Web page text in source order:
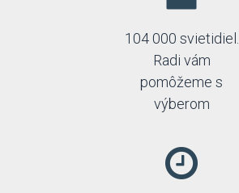
104 000 svietidiel.
Radi vám
pomôžeme s
výberom